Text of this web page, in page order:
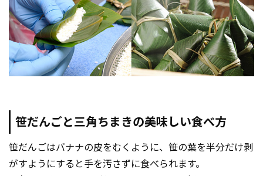
笹だんごと三角ちまきの美味しい食べ方
笹だんごはバナナの皮をむくように、笹の葉を半分だけ剥
がすようにすると手を汚さずに食べられます。